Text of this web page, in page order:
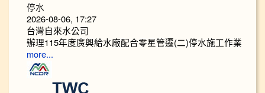
停水
2026-08-06, 17:27
台灣自來水公司
辦理115年度廣興給水廠配合零星管遷(二)停水施工作業
more...